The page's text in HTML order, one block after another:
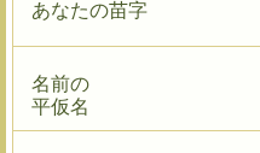
あなたの苗字
名前の
平仮名